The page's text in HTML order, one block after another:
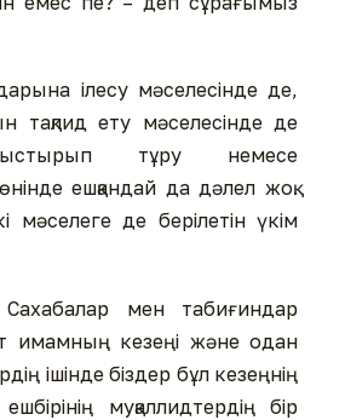
ілесу мәселесінде де,
тақлид ету мәселесінде де
тұру немесе
ешқандай да дәлел жоқ.
мәселеге де берілетін үкім
Сахабалар мен табиғиндар
имамның кезеңі және одан
ішінде біздер бұл кезеңнің
муқаллидтердің бір